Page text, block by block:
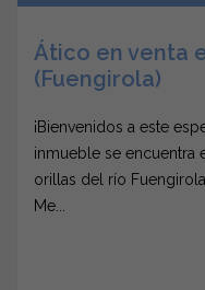
Ático en venta
(Fuengirola)
¡Bienvenidos a este
inmueble se encuentra
orillas del río
Me...